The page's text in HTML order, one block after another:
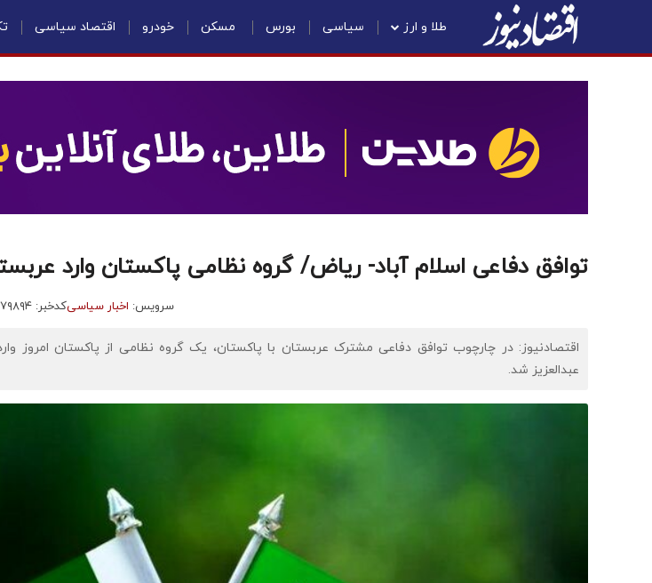
طلا و ارز سیاسی بورس مسکن خودرو اقتصاد سیاسی
توافق دفاعی اسلام آباد- ریاض/ گروه نظامی پاکستان وارد
سرویس: اخبار سیاسیکدخبر: ۷۷۹۸۹۴
اقتصادنیوز: در چارچوب توافق دفاعی مشترک عربستان با پاکستان، یک گروه نظامی از پاکستان امروز
عبدالعزیز شد.